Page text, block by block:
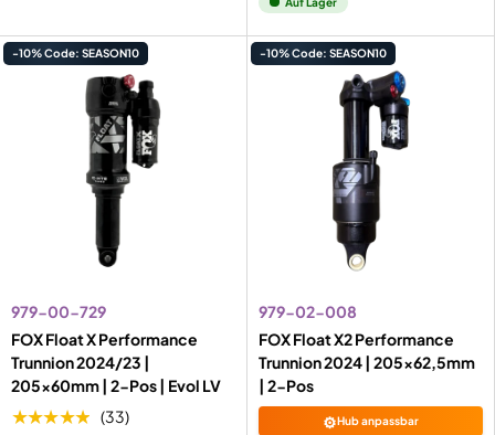
-10% Code: SEASON10
979-00-729
FOX Float X Performance
Trunnion 2024/23 |
205x60mm | 2-Pos | Evol LV
★★★★★ (33)
-10% Code: SEASON10
979-02-008
FOX Float X2 Performance
Trunnion 2024 | 205x62,5mm
| 2-Pos
⚙️Hub anpassbar